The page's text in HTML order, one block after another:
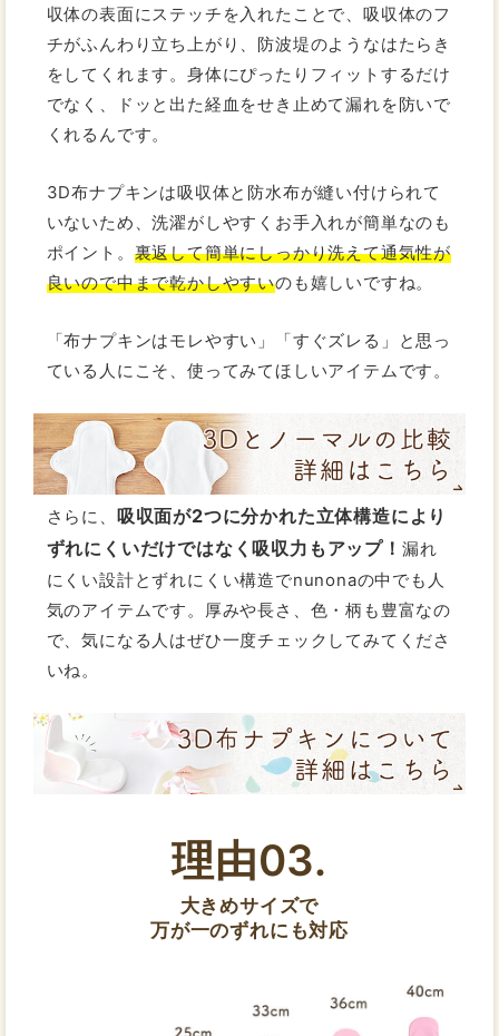
収体の表面にステッチを入れたことで、吸収体のフ
チがふんわり立ち上がり、防波堤のようなはたらき
をしてくれます。身体にぴったりフィットするだけ
でなく、ドッと出た経血をせき止めて漏れを防いで
くれるんです。
3D布ナプキンは吸収体と防水布が縫い付けられて
いないため、洗濯がしやすくお手入れが簡単なのも
ポイント。 裏返して簡単にしっかり洗えて通気性が
良いので中まで乾かしやすいのも嬉しいですね。
「布ナプキンはモレやすい」「すぐズレる」と思っ
ている人にこそ、使ってみてほしいアイテムです。
さらに、 吸収面が2つに分かれた立体構造により
ずれにくいだけではなく吸収力もアップ！ 漏れ
にくい設計とずれにくい構造でnunonaの中でも人
気のアイテムです。厚みや長さ、色・柄も豊富なの
で、気になる人はぜひ一度チェックしてみてくださ
いね。
理由03.
大きめサイズで
万が一のずれにも対応